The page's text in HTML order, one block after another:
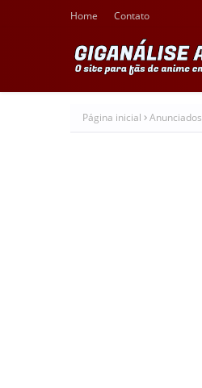
Home Contato
Página inicial Anunciados